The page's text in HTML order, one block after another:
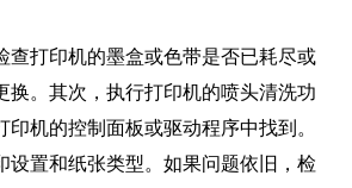
查打印机的墨盒或色带是否已耗尽或
换。其次，执行打印机的喷头清洗功
机的控制面板或驱动程序中找到。
设置和纸张类型。如果问题依旧，检